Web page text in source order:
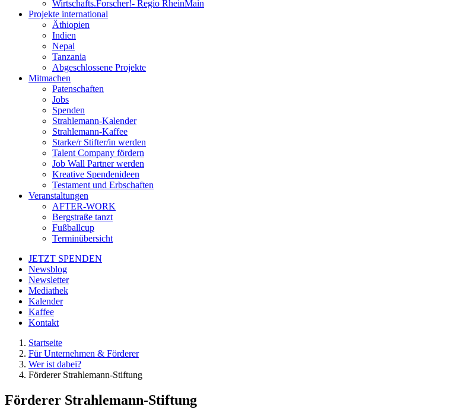
Wirtschafts.Forscher!- Regio RheinMain
Projekte international
Äthiopien
Indien
Nepal
Tanzania
Abgeschlossene Projekte
Mitmachen
Patenschaften
Jobs
Spenden
Strahlemann-Kalender
Strahlemann-Kaffee
Starke/r Stifter/in werden
Talent Company fördern
Job Wall Partner werden
Kreative Spendenideen
Testament und Erbschaften
Veranstaltungen
AFTER-WORK
Bergstraße tanzt
Fußballcup
Terminübersicht
JETZT SPENDEN
Newsblog
Newsletter
Mediathek
Kalender
Kaffee
Kontakt
Startseite
Für Unternehmen & Förderer
Wer ist dabei?
Förderer Strahlemann-Stiftung
Förderer Strahlemann-Stiftung